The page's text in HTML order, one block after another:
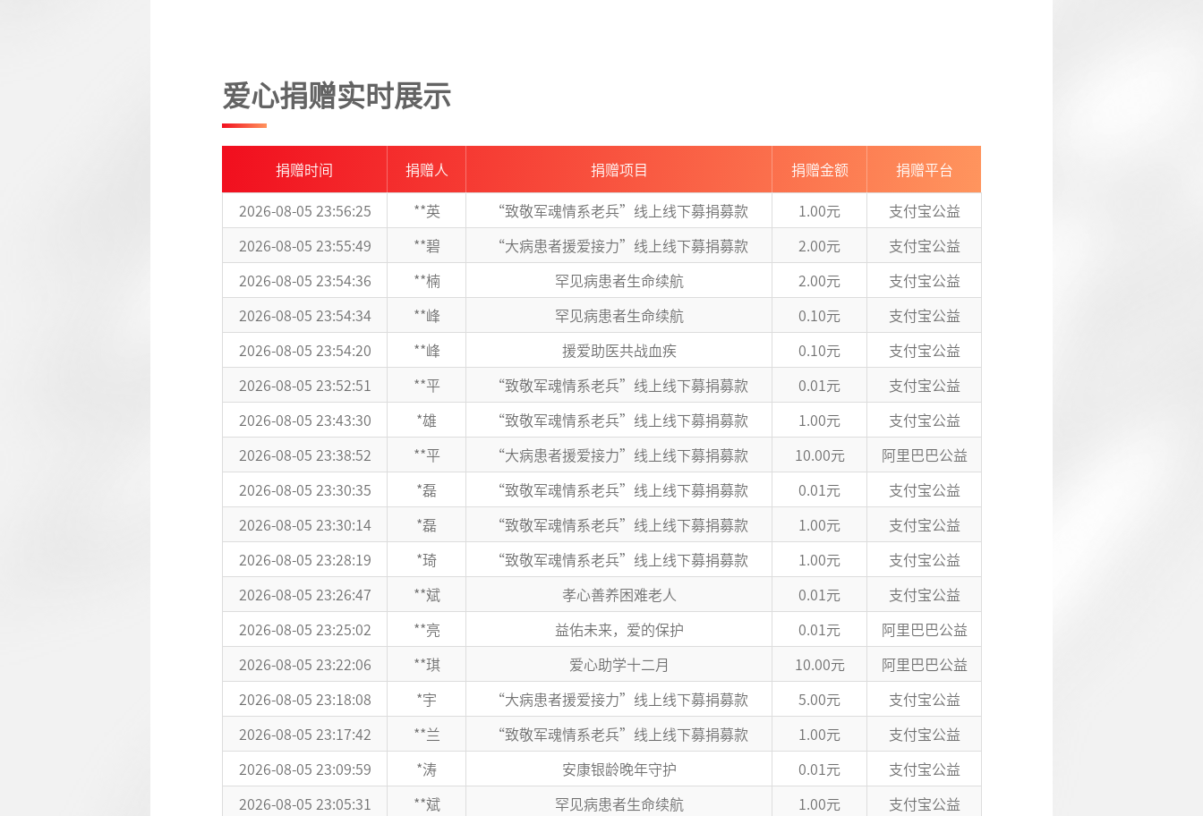
爱心捐赠实时展示
捐赠时间 捐赠人 捐赠项目 捐赠金额
捐赠平台
2026-08-05 23:56:25
**英 “致敬军魂情系老兵”线上线下募捐募款 1.00元
支付宝公益
2026-08-05 23:55:49
**碧 “大病患者援爱接力”线上线下募捐募款 2.00元
支付宝公益
2026-08-05 23:54:36
**楠 罕见病患者生命续航 2.00元
支付宝公益
2026-08-05 23:54:34
**峰 罕见病患者生命续航 0.10元
支付宝公益
2026-08-05 23:54:20
**峰 援爱助医共战血疾 0.10元
支付宝公益
2026-08-05 23:52:51
**平 “致敬军魂情系老兵”线上线下募捐募款 0.01元
支付宝公益
2026-08-05 23:43:30
*雄 “致敬军魂情系老兵”线上线下募捐募款 1.00元
支付宝公益
2026-08-05 23:38:52
**平 “大病患者援爱接力”线上线下募捐募款 10.00元
阿里巴巴公益
2026-08-05 23:30:35
*磊 “致敬军魂情系老兵”线上线下募捐募款 0.01元
支付宝公益
2026-08-05 23:30:14
*磊 “致敬军魂情系老兵”线上线下募捐募款 1.00元
支付宝公益
2026-08-05 23:28:19
*琦 “致敬军魂情系老兵”线上线下募捐募款 1.00元
支付宝公益
2026-08-05 23:26:47
**斌 孝心善养困难老人 0.01元
支付宝公益
2026-08-05 23:25:02
**亮 益佑未来，爱的保护 0.01元
阿里巴巴公益
2026-08-05 23:22:06
**琪 爱心助学十二月 10.00元
阿里巴巴公益
2026-08-05 23:18:08
*宇 “大病患者援爱接力”线上线下募捐募款 5.00元
支付宝公益
2026-08-05 23:17:42
**兰 “致敬军魂情系老兵”线上线下募捐募款 1.00元
支付宝公益
2026-08-05 23:09:59
*涛 安康银龄晚年守护 0.01元
支付宝公益
2026-08-05 23:05:31
**斌 罕见病患者生命续航 1.00元
支付宝公益